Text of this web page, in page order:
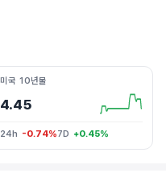
미국 10년물
4.45
24h -0.74%7D +0.45%